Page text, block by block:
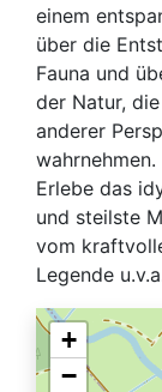
einem
über die
Fauna und
der Natur,
anderer
wahrnehmen.
Erlebe das
und steilste
vom
Legende
+
−